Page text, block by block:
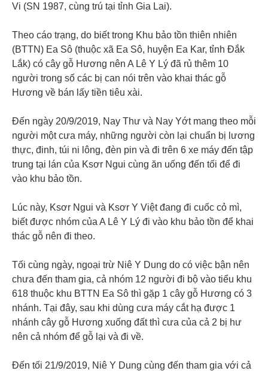
Vi (SN 1987, cùng trú tại tỉnh Gia Lai).
Theo cáo trạng, do biết trong Khu bảo tồn thiên nhiên
(BTTN) Ea Sô (thuộc xã Ea Sô, huyện Ea Kar, tỉnh Đắk
Lắk) có cây gỗ Hương nên A Lê Y Lý đã rủ thêm 10
người trong số các bị can nói trên vào khai thác gỗ
Hương về bán lấy tiền tiêu xài.
Đến ngày 20/9/2019, Nay Thư và Nay Yớt mang theo mỗi
người một cưa máy, những người còn lại chuẩn bị lương
thực, đinh, túi ni lông, đèn pin và đi trên 6 xe máy đến tập
trung tại lán của Ksơr Ngui cùng ăn uống đến tối để đi
vào khu bảo tồn.
Lúc này, Ksơr Ngui và Ksơr Y Việt đang đi cuốc cỏ mì,
biết được nhóm của A Lê Y Lý đi vào khu bảo tồn để khai
thác gỗ nên đi theo.
Tối cùng ngày, ngoại trừ Niê Y Dung do có việc bận nên
chưa đến tham gia, cả nhóm 12 người đi bộ vào tiểu khu
618 thuộc khu BTTN Ea Sô thì gặp 1 cây gỗ Hương có 3
nhánh. Tại đây, sau khi dùng cưa máy cắt hạ được 1
nhánh cây gỗ Hương xuống đất thì cưa của cả 2 bị hư
nên cả nhóm để gỗ lại và đi về.
Đến tối 21/9/2019, Niê Y Dung cùng đến tham gia với cả